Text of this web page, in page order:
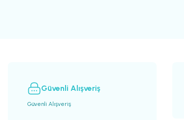
Güvenli Alışveriş
Güvenli Alışveriş